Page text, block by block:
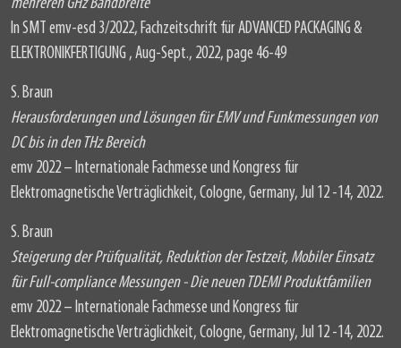
mehreren GHz Bandbreite
In SMT emv-esd 3/2022, Fachzeitschrift für ADVANCED PACKAGING &
ELEKTRONIKFERTIGUNG , Aug-Sept., 2022, page 46-49
S. Braun
Herausforderungen und Lösungen für EMV und Funkmessungen von
DC bis in den THz Bereich
emv 2022 – Internationale Fachmesse und Kongress für
Elektromagnetische Verträglichkeit, Cologne, Germany, Jul 12 -14, 2022.
S. Braun
Steigerung der Prüfqualität, Reduktion der Testzeit, Mobiler Einsatz
für Full-compliance Messungen - Die neuen TDEMI Produktfamilien
emv 2022 – Internationale Fachmesse und Kongress für
Elektromagnetische Verträglichkeit, Cologne, Germany, Jul 12 -14, 2022.